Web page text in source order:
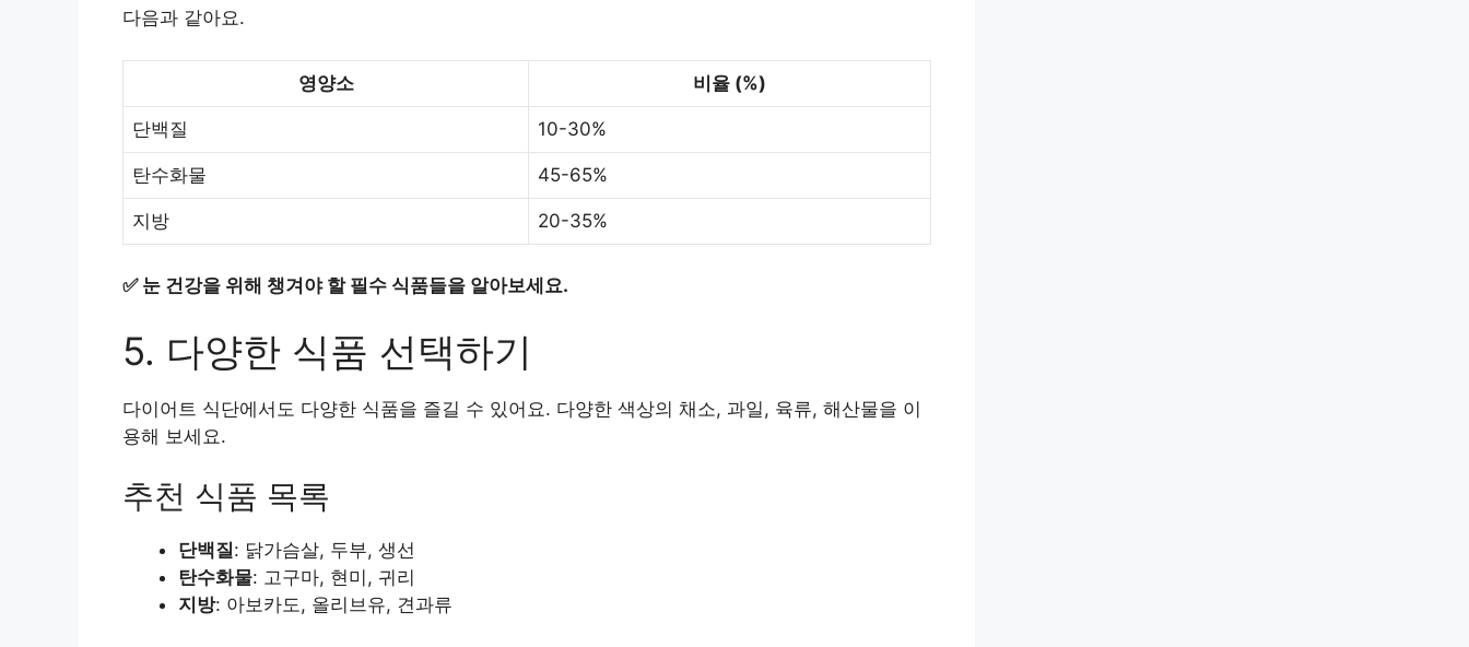
다음과 같아요.
영양소 비율 (%)
단백질 10-30%
탄수화물 45-65%
지방 20-35%
✅ 눈 건강을 위해 챙겨야 할 필수 식품들을 알아보세요.
5. 다양한 식품 선택하기
다이어트 식단에서도 다양한 식품을 즐길 수 있어요. 다양한 색상의 채소, 과일, 육류, 해산물을 이
용해 보세요.
추천 식품 목록
단백질: 닭가슴살, 두부, 생선
탄수화물: 고구마, 현미, 귀리
지방: 아보카도, 올리브유, 견과류